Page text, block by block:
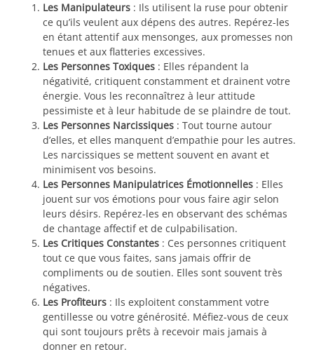
Les Manipulateurs : Ils utilisent la ruse pour obtenir
ce qu’ils veulent aux dépens des autres. Repérez-les
en étant attentif aux mensonges, aux promesses non
tenues et aux flatteries excessives.
Les Personnes Toxiques : Elles répandent la
négativité, critiquent constamment et drainent votre
énergie. Vous les reconnaîtrez à leur attitude
pessimiste et à leur habitude de se plaindre de tout.
Les Personnes Narcissiques : Tout tourne autour
d’elles, et elles manquent d’empathie pour les autres.
Les narcissiques se mettent souvent en avant et
minimisent vos besoins.
Les Personnes Manipulatrices Émotionnelles : Elles
jouent sur vos émotions pour vous faire agir selon
leurs désirs. Repérez-les en observant des schémas
de chantage affectif et de culpabilisation.
Les Critiques Constantes : Ces personnes critiquent
tout ce que vous faites, sans jamais offrir de
compliments ou de soutien. Elles sont souvent très
négatives.
Les Profiteurs : Ils exploitent constamment votre
gentillesse ou votre générosité. Méfiez-vous de ceux
qui sont toujours prêts à recevoir mais jamais à
donner en retour.